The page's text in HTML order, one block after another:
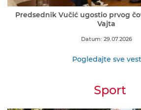
Predsednik Vučić ugostio prvog
Vajta
Datum: 29.07.2026
Pogledajte sve
Sport